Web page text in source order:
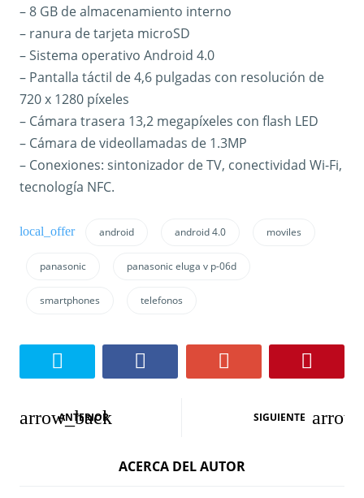
– 8 GB de almacenamiento interno
– ranura de tarjeta microSD
– Sistema operativo Android 4.0
– Pantalla táctil de 4,6 pulgadas con resolución de
720 x 1280 píxeles
– Cámara trasera 13,2 megapíxeles con flash LED
– Cámara de videollamadas de 1.3MP
– Conexiones: sintonizador de TV, conectividad Wi-Fi,
tecnología NFC.
android android 4.0 moviles
panasonic panasonic eluga v p-06d
smartphones telefonos
N
ANTERIOR SIGUIENTE
ACERCA DEL AUTOR